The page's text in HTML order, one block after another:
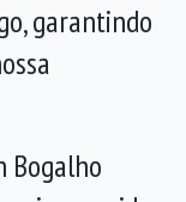
garantindo
Bogalho